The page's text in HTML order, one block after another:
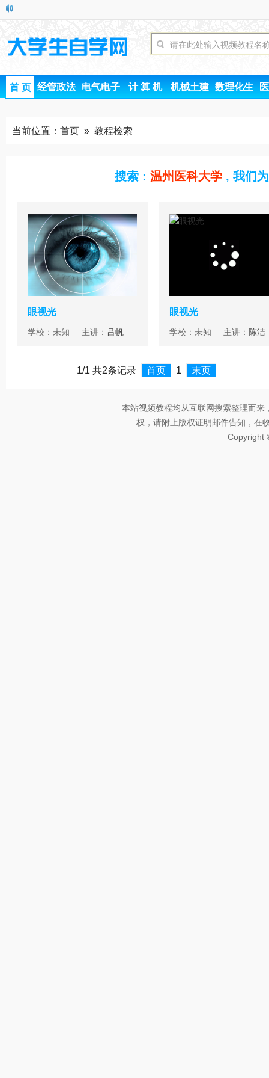
首 页 经管政法 电气电子 计 算 机 机械土建 数理化生
当前位置： 首页 » 教程检索
搜索 : 温州医科大学 , 我们
眼视光
学校：未知 主讲： 吕帆
眼视光
学校：未知 主讲： 陈洁
1/1 共2条记录 首页 1 末页
本站视频教程均从互联网搜索整理而
权，请附上版权证明邮件告知，在
Copyright